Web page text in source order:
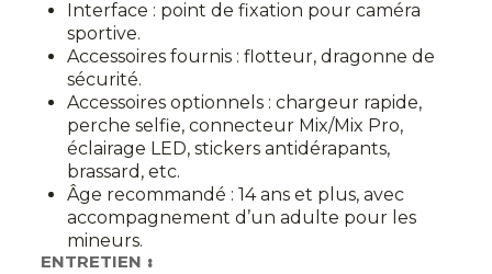
Interface : point de fixation pour caméra
sportive.
Accessoires fournis : flotteur, dragonne de
sécurité.
Accessoires optionnels : chargeur rapide,
perche selfie, connecteur Mix/Mix Pro,
éclairage LED, stickers antidérapants,
brassard, etc.
Âge recommandé : 14 ans et plus, avec
accompagnement d’un adulte pour les
mineurs.
ENTRETIEN :